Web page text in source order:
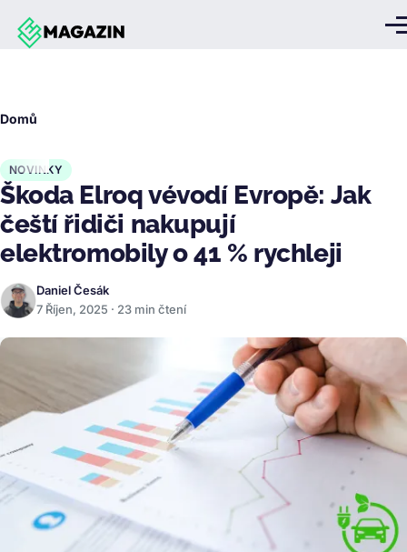
Přejít k hlavnímu obsahu
Domů
NOVINKY
Škoda Elroq vévodí Evropě: Jak
čeští řidiči nakupují
elektromobily o 41 % rychleji
Daniel Česák
7 Říjen, 2025 · 23 min čtení